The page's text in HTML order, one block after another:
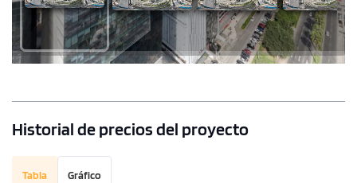
Historial de precios del proyecto
Tabla Gráfico